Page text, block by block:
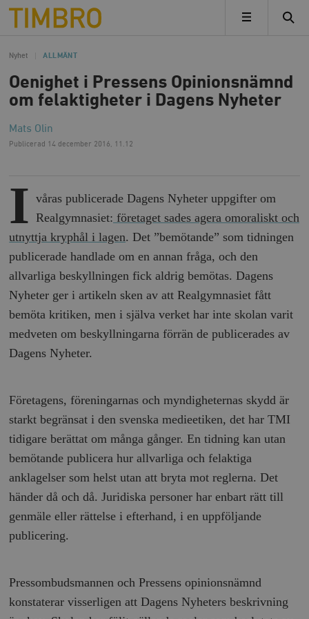
Timbro
MENY
Nyhet ALLMÄNT
Oenighet i Pressens Opinionsnämnd
om felaktigheter i Dagens Nyheter
Mats Olin
Publicerad 14 december 2016, 11.12
I våras publicerade Dagens Nyheter uppgifter om
Realgymnasiet: företaget sades agera omoraliskt och
utnyttja kryphål i lagen. Det ”bemötande” som tidningen
publicerade handlade om en annan fråga, och den
allvarliga beskyllningen fick aldrig bemötas. Dagens
Nyheter ger i artikeln sken av att Realgymnasiet fått
bemöta kritiken, men i själva verket har inte skolan varit
medveten om beskyllningarna förrän de publicerades av
Dagens Nyheter.
Företagens, föreningarnas och myndigheternas skydd är
starkt begränsat i den svenska medieetiken, det har TMI
tidigare berättat om många gånger. En tidning kan utan
bemötande publicera hur allvarliga och felaktiga
anklagelser som helst utan att bryta mot reglerna. Det
händer då och då. Juridiska personer har enbart rätt till
genmäle eller rättelse i efterhand, i en uppföljande
publicering.
Pressombudsmannen och Pressens opinionsnämnd
konstaterar visserligen att Dagens Nyheters beskrivning